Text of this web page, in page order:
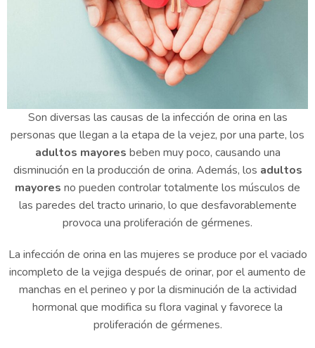
Son diversas las causas de la infección de orina en las
personas que llegan a la etapa de la vejez, por una parte, los
adultos mayores beben muy poco, causando una
disminución en la producción de orina. Además, los adultos
mayores no pueden controlar totalmente los músculos de
las paredes del tracto urinario, lo que desfavorablemente
provoca una proliferación de gérmenes.
La infección de orina en las mujeres se produce por el vaciado
incompleto de la vejiga después de orinar, por el aumento de
manchas en el perineo y por la disminución de la actividad
hormonal que modifica su flora vaginal y favorece la
proliferación de gérmenes.